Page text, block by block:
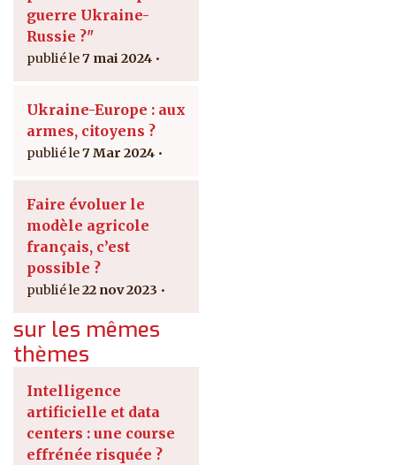
guerre Ukraine-
Russie ?"
7 mai 2024
Ukraine-Europe : aux
armes, citoyens ?
7 Mar 2024
Faire évoluer le
modèle agricole
français, c’est
possible ?
22 nov 2023
sur les mêmes
thèmes
Intelligence
artificielle et data
centers : une course
effrénée risquée ?